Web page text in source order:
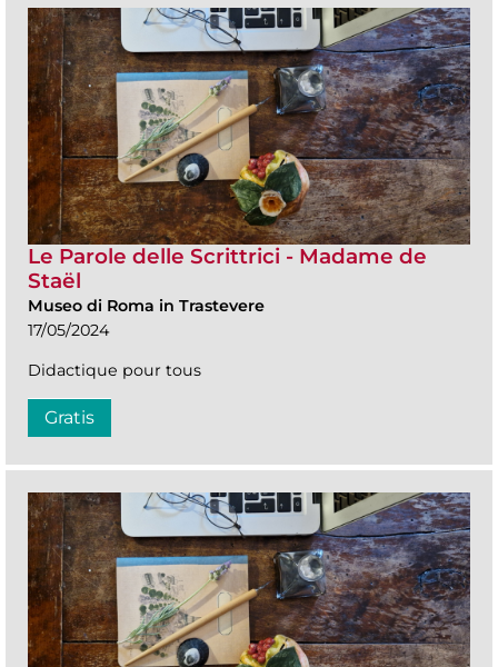
Le Parole delle Scrittrici - Madame de
Staël
Museo di Roma in Trastevere
17/05/2024
Didactique pour tous
Gratis